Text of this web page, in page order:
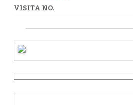
VISITA NO.